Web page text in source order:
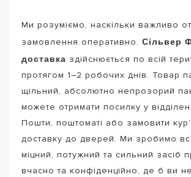
Ми розуміємо, наскільки важливо
замовлення оперативно. Сільвер
доставка здійснюється по всій
протягом 1–2 робочих днів. Товар
щільний, абсолютно непрозорий
можете отримати посилку у
Пошти, поштоматі або замовити
доставку до дверей. Ми зробимо
міцний, потужний та сильний засіб
вчасно та конфіденційно, де б ви не